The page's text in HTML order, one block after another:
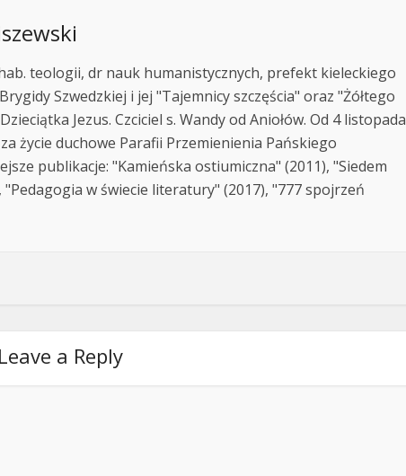
teologii, dr nauk humanistycznych, prefekt kieleckiego
Szwedzkiej i jej "Tajemnicy szczęścia" oraz "Żółtego
Jezus. Czciciel s. Wandy od Aniołów. Od 4 listopada
życie duchowe Parafii Przemienienia Pańskiego
publikacje: "Kamieńska ostiumiczna" (2011), "Siedem
"Pedagogia w świecie literatury" (2017), "777 spojrzeń
Leave a Reply